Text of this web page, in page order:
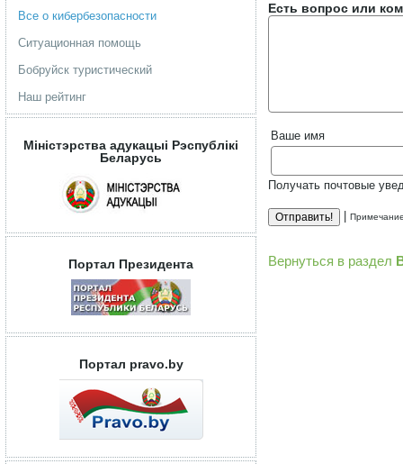
Все о кибербезопасности
Ситуационная помощь
Бобруйск туристический
Наш рейтинг
Мiнiстэрства адукацыi Рэспублiкi
Беларусь
Портал Президента
Портал pravo.by
Есть вопрос или
Ваше имя
Получать почтовые
Вернуться в раздел